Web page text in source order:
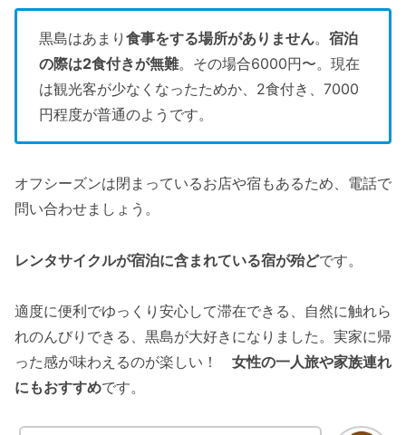
黒島はあまり 食事をする場所がありません。 宿泊
の際は2食付きが無難。その場合6000円〜。現在
は観光客が少なくなったためか、2食付き、7000
円程度が普通のようです。
オフシーズンは閉まっているお店や宿もあるため、電話で
問い合わせましょう。
レンタサイクルが宿泊に含まれている宿が殆どです。
適度に便利でゆっくり安心して滞在できる、自然に触れら
れのんびりできる、黒島が大好きになりました。実家に帰
った感が味わえるのが楽しい！ 女性の一人旅や家族連れ
にもおすすめです。